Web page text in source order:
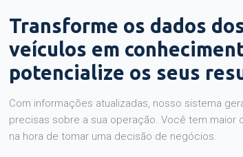
Transforme os dados
veículos em
potencialize os seus
Com informações atualizadas, nosso sistema
precisas sobre a sua operação. Você tem maior
na hora de tomar uma decisão de negócios.